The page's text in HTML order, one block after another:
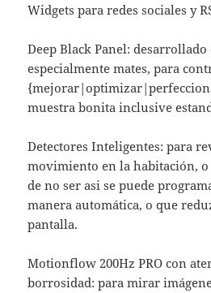
Widgets para redes sociales y
Deep Black Panel:
especialmente mates, para
muestra bonita inclusive
Detectores Inteligentes: para
movimiento en la habitación, o
de no ser asi se puede
manera automática, o que
pantalla.
Motionflow 200Hz PRO con
borrosidad: para mirar